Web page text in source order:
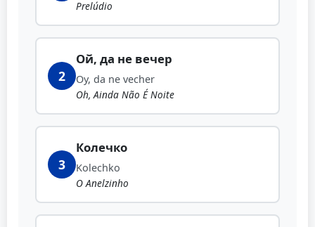
Prelúdio
2
Ой, да не вечер
Oy, da ne vecher
Oh, Ainda Não É Noite
3
Колечко
Kolechko
O Anelzinho